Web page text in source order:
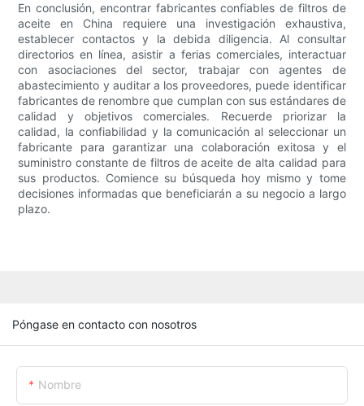
En conclusión, encontrar fabricantes confiables de filtros de
aceite en China requiere una investigación exhaustiva,
establecer contactos y la debida diligencia. Al consultar
directorios en línea, asistir a ferias comerciales, interactuar
con asociaciones del sector, trabajar con agentes de
abastecimiento y auditar a los proveedores, puede identificar
fabricantes de renombre que cumplan con sus estándares de
calidad y objetivos comerciales. Recuerde priorizar la
calidad, la confiabilidad y la comunicación al seleccionar un
fabricante para garantizar una colaboración exitosa y el
suministro constante de filtros de aceite de alta calidad para
sus productos. Comience su búsqueda hoy mismo y tome
decisiones informadas que beneficiarán a su negocio a largo
plazo.
Póngase en contacto con nosotros
Nombre